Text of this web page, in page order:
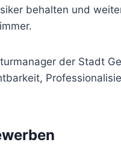
behalten und
der Stadt